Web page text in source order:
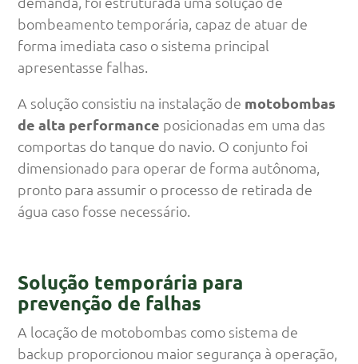
bombeamento temporária, capaz de atuar de
forma imediata caso o sistema principal
apresentasse falhas.
A solução consistiu na instalação de motobombas
de alta performance posicionadas em uma das
comportas do tanque do navio. O conjunto foi
dimensionado para operar de forma autônoma,
pronto para assumir o processo de retirada de
água caso fosse necessário.
Solução temporária para
prevenção de falhas
A locação de motobombas como sistema de
backup proporcionou maior segurança à operação,